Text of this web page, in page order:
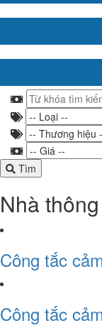
Tìm
Nhà
Công tắc
Công tắc